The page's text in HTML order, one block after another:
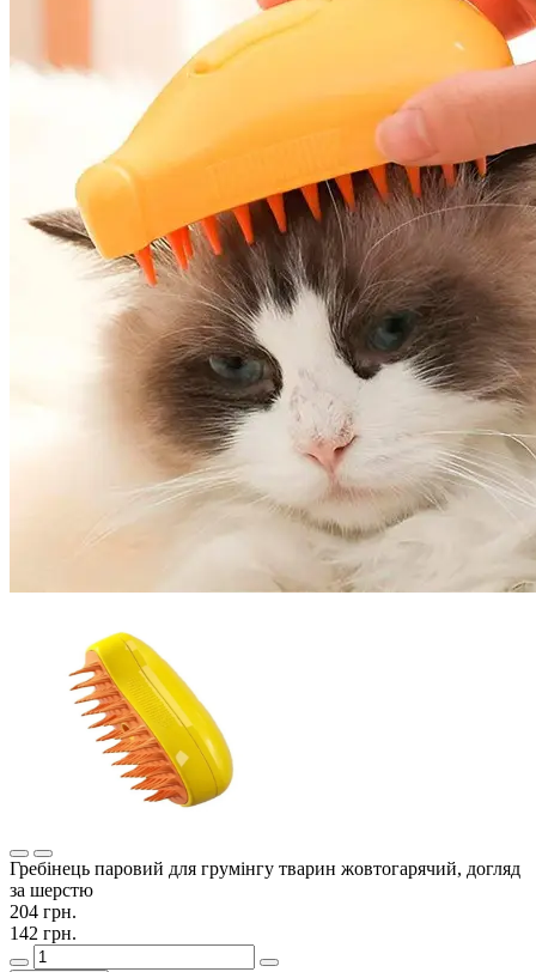
Гребінець паровий для грумінгу тварин жовтогарячий, догляд
за шерстю
204 грн.
142 грн.